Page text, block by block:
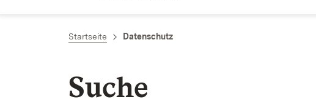
Startseite Datenschutz
Suche